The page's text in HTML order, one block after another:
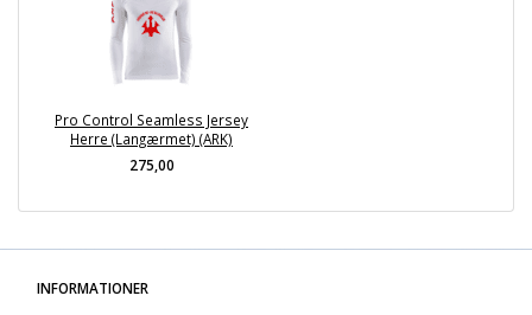
Pro Control Seamless Jersey
Herre (Langærmet) (ARK)
275,00
INFORMATIONER